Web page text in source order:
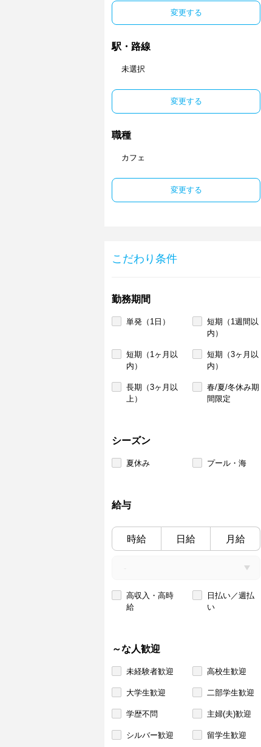
変更する
駅・路線
未選択
変更する
職種
カフェ
変更する
こだわり条件
勤務期間
単発（1日）
短期（1週間以
内）
短期（1ヶ月以
内）
短期（3ヶ月以
内）
長期（3ヶ月以
上）
春/夏/冬休み期
間限定
シーズン
夏休み プール・海
給与
時給 日給 月給
高収入・高時
給
日払い／週払
い
～な人歓迎
未経験者歓迎 高校生歓迎
大学生歓迎 二部学生歓迎
学歴不問 主婦(夫)歓迎
シルバー歓迎 留学生歓迎